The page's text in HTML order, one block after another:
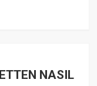
NASIL